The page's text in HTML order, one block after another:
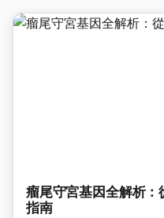
瘤尾守宮基因全解析
指南